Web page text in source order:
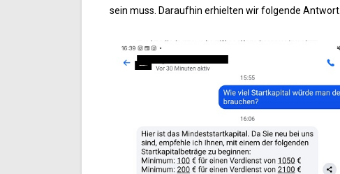
sein muss. Daraufhin erhielten wir folgende Antwort.